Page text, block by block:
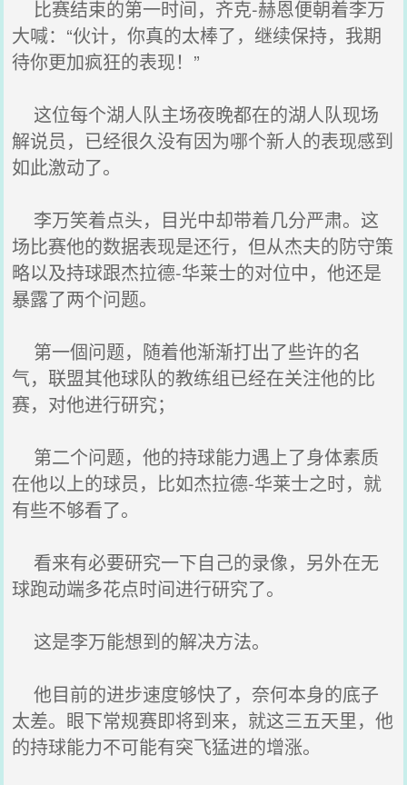
比赛结束的第一时间，齐克-赫恩便朝着李万
大喊：“伙计，你真的太棒了，继续保持，我期
待你更加疯狂的表现！”
这位每个湖人队主场夜晚都在的湖人队现场
解说员，已经很久没有因为哪个新人的表现感到
如此激动了。
李万笑着点头，目光中却带着几分严肃。这
场比赛他的数据表现是还行，但从杰夫的防守策
略以及持球跟杰拉德-华莱士的对位中，他还是
暴露了两个问题。
第一個问题，随着他渐渐打出了些许的名
气，联盟其他球队的教练组已经在关注他的比
赛，对他进行研究；
第二个问题，他的持球能力遇上了身体素质
在他以上的球员，比如杰拉德-华莱士之时，就
有些不够看了。
看来有必要研究一下自己的录像，另外在无
球跑动端多花点时间进行研究了。
这是李万能想到的解决方法。
他目前的进步速度够快了，奈何本身的底子
太差。眼下常规赛即将到来，就这三五天里，他
的持球能力不可能有突飞猛进的增涨。